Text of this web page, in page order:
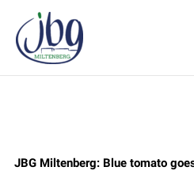
Inhalt
springen
JBG Miltenberg: Blue tomato